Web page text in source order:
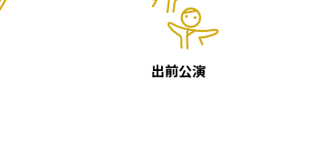
出前公演